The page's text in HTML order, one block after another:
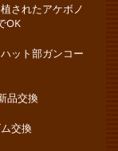
されたアケボノ
OK
ット部ガンコー
品交換
交換